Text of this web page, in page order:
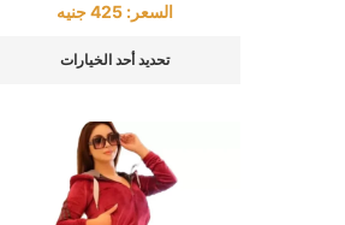
السعر:425 جنيه
تحديد أحد الخيارات